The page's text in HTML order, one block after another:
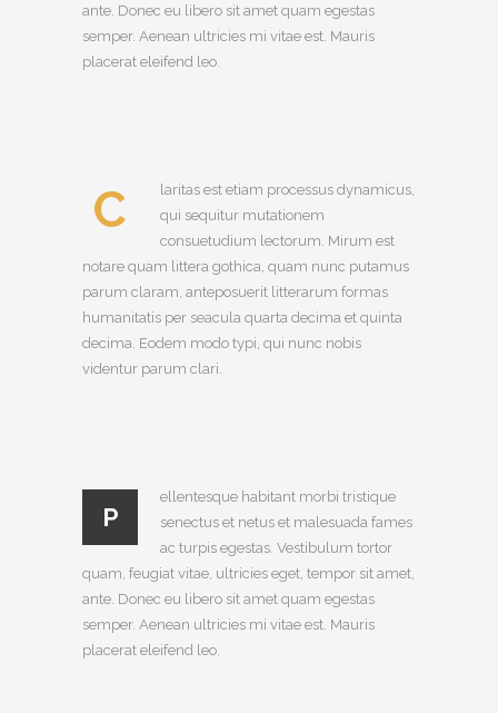
ante. Donec eu libero sit amet quam egestas
semper. Aenean ultricies mi vitae est. Mauris
placerat eleifend leo.
C
laritas est etiam processus dynamicus,
qui sequitur mutationem
consuetudium lectorum. Mirum est
notare quam littera gothica, quam nunc putamus
parum claram, anteposuerit litterarum formas
humanitatis per seacula quarta decima et quinta
decima. Eodem modo typi, qui nunc nobis
videntur parum clari.
P
ellentesque habitant morbi tristique
senectus et netus et malesuada fames
ac turpis egestas. Vestibulum tortor
quam, feugiat vitae, ultricies eget, tempor sit amet,
ante. Donec eu libero sit amet quam egestas
semper. Aenean ultricies mi vitae est. Mauris
placerat eleifend leo.